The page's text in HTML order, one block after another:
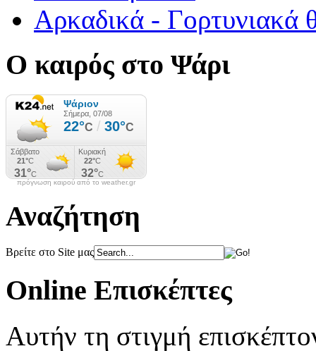
Αρκαδικά - Γορτυνιακά
Ο καιρός στο Ψάρι
πρόγνωση καιρού από το weather.gr
Αναζήτηση
Βρείτε στο Site μας
Online Επισκέπτες
Αυτήν τη στιγμή